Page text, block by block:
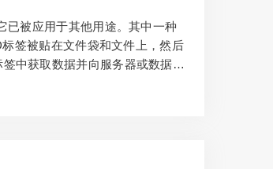
已被应用于其他用途。其中一种
签被贴在文件袋和文件上，然后
中获取数据并向服务器或数据库